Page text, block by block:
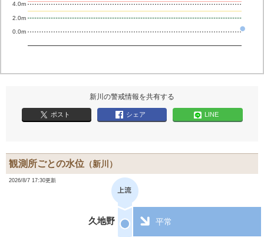
0.0m
2.0m
4.0m
新川の警戒情報を共有する
ポスト シェア LINE
観測所ごとの水位 （新川）
2026/8/7 17:30更新
久地野 平常